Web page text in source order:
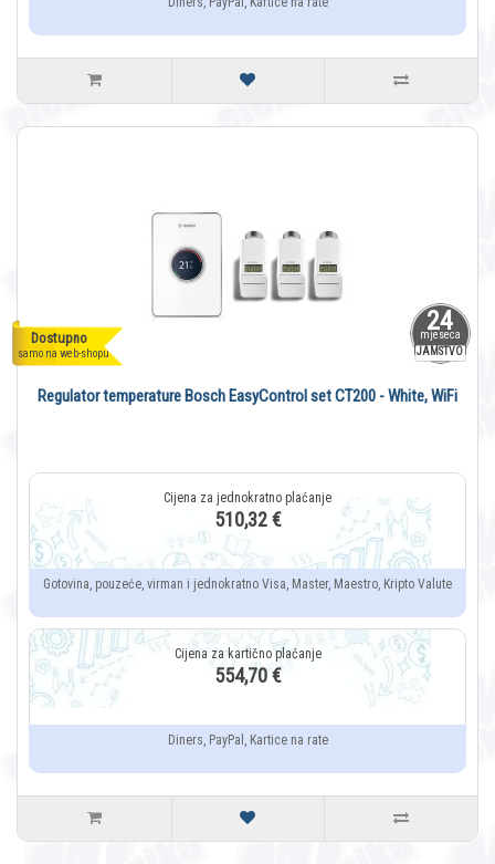
24
mjeseca
JAMSTVO
Dostupno
samo na web-shopu
Regulator temperature Bosch EasyControl set CT200 - White, WiFi
510,32 €
Gotovina, pouzeće, virman i jednokratno Visa, Master, Maestro, Kripto Valute
554,70 €
Diners, PayPal, Kartice na rate